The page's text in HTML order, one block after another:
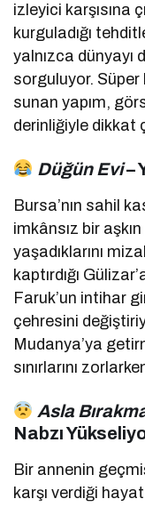
izleyici karşısına
kurguladığı
yalnızca dünyayı
sorguluyor. Süper
sunan yapım,
derinliğiyle dikkat
Düğün Evi–
Bursa’nın sahil
imkânsız bir
yaşadıklarını
kaptırdığı
Faruk’un intihar
çehresini
Mudanya’ya
sınırlarını
Asla
Nabzı
Bir annenin
karşı verdiği